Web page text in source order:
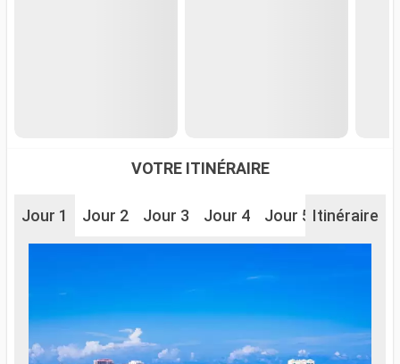
VOTRE ITINÉRAIRE
Jour 1 Jour 2 Jour 3 Jour 4 Jour 5 Jour 7
Itinéraire